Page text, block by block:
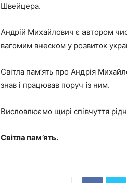
Швейцера.
Андрій Михайлович є автором
вагомим внеском у розвиток
Світла пам’ять про Андрія
знав і працював поруч із ним.
Висловлюємо щирі співчуття
Світла пам’ять.